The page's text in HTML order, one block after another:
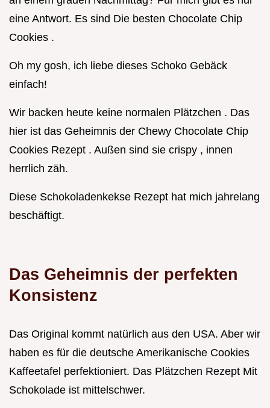
eine Antwort. Es sind Die besten Chocolate Chip
Cookies .
Oh my gosh, ich liebe dieses Schoko Gebäck
einfach!
Wir backen heute keine normalen Plätzchen . Das
hier ist das Geheimnis der Chewy Chocolate Chip
Cookies Rezept . Außen sind sie crispy , innen
herrlich zäh.
Diese Schokoladenkekse Rezept hat mich jahrelang
beschäftigt.
Das Geheimnis der perfekten
Konsistenz
Das Original kommt natürlich aus den USA. Aber wir
haben es für die deutsche Amerikanische Cookies
Kaffeetafel perfektioniert. Das Plätzchen Rezept Mit
Schokolade ist mittelschwer.